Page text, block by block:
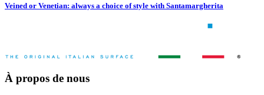
Veined or Venetian: always a choice of style with Santamargherita
À propos de nous